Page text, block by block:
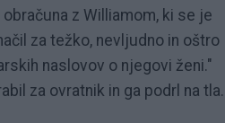
z Williamom, ki se je
za težko, nevljudno in oštro
naslovov o njegovi ženi."
za ovratnik in ga podrl na tla.